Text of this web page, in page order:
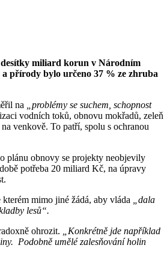
desítky miliard korun v Národním
přírody bylo určeno 37 % ze zhruba
na
„problémy se suchem, schopnost
vodních toků, obnovu mokřadů, zeleň
venkově. To patří, spolu s ochranou
plánu obnovy se projekty neobjevily
potřeba 20 miliard Kč, na úpravy
mimo jiné žádá, aby vláda
„dala
lesů“.
ohrozit.
„Konkrétně jde například
Podobně umělé zalesňování holin